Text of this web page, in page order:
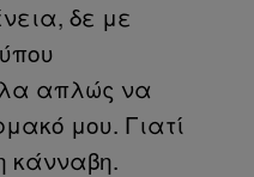
δε με
απλώς να
μου. Γιατί
κάνναβη.